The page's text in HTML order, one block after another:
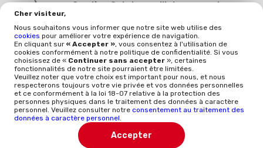
Cher visiteur,
Nous souhaitons vous informer que notre site web utilise des
cookies pour améliorer votre expérience de navigation.
En cliquant sur « Accepter », vous consentez à l'utilisation de
cookies conformément à notre politique de confidentialité. Si vous
choisissez de « Continuer sans accepter », certaines
fonctionnalités de notre site pourraient être limitées.
Veuillez noter que votre choix est important pour nous, et nous
respecterons toujours votre vie privée et vos données personnelles
et ce conformément à la loi 18-07 relative à la protection des
personnes physiques dans le traitement des données à caractère
personnel. Veuillez consulter notre consentement au traitement des
données à caractère personnel.
Accepter
À proposCarrièreCatalogue d’interconnexion
2025-2026
vous ici)
Politique et qualité
Mentions légales Politique qualitéWhistleblowing
ISO 9001ISO-CEI 27001Données à caractère
personnel Politique générale de protection des
données
TÉLÉCHARGER L'APP